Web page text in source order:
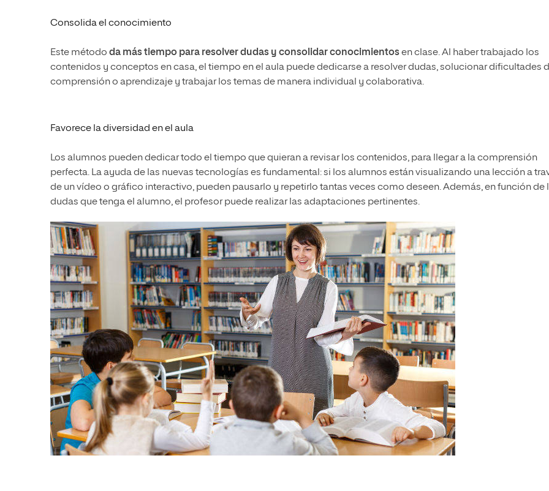
Consolida el conocimiento
Este método da más tiempo para resolver dudas y consolidar conocimientosen clase. Al haber trabajado los
contenidos y conceptos en casa, el tiempo en el aula puede dedicarse a resolver dudas, solucionar dificultades
comprensión o aprendizaje y trabajar los temas de manera individual y colaborativa.
Favorece la diversidad en el aula
Los alumnos pueden dedicar todo el tiempo que quieran a revisar los contenidos, para llegar a la comprensión
perfecta. La ayuda de las nuevas tecnologías es fundamental: si los alumnos están visualizando una lección a
de un vídeo o gráfico interactivo, pueden pausarlo y repetirlo tantas veces como deseen. Además, en función de
dudas que tenga el alumno, el profesor puede realizar las adaptaciones pertinentes.